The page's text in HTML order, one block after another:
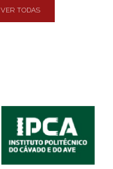
VER TODAS